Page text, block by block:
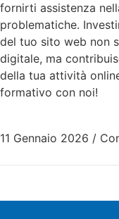
fornirti assistenza
problematiche.
del tuo sito web non
digitale, ma
della tua attività
formativo con noi!
11 Gennaio 2026 /